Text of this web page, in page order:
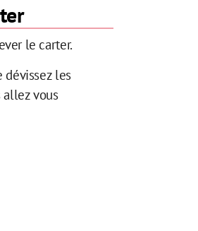
le carter.
dévissez les
allez vous